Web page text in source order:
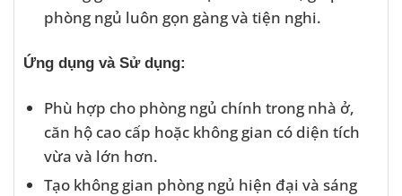
phòng ngủ luôn gọn gàng và tiện nghi.
Ứng dụng và Sử dụng:
Phù hợp cho phòng ngủ chính trong nhà ở,
căn hộ cao cấp hoặc không gian có diện tích
vừa và lớn hơn.
Tạo không gian phòng ngủ hiện đại và sáng